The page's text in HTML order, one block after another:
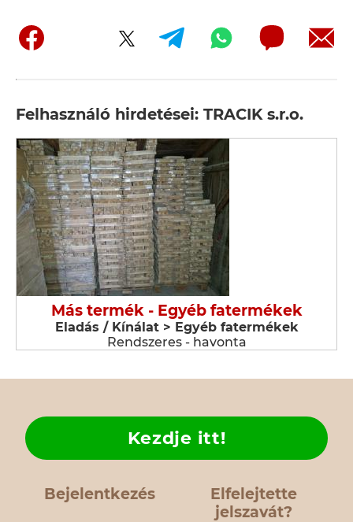
Felhasználó hirdetései: TRACIK s.r.o.
Más termék - Egyéb fatermékek
Eladás / Kínálat > Egyéb fatermékek
Rendszeres - havonta
Bejelentkezés
Elfelejtette
jelszavát?
Kezdje itt!